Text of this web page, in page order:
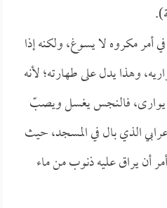
أمر مكروه لا يسوغ، ولكنه إذا
وهذا يدل على طهارته؛ لأنه
يوارى، فالنجس يغسل ويصبّ
الذي بال في المسجد، حيث
أن يراق عليه ذنوب من ماء